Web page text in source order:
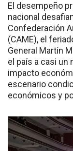
El desempeño
nacional
Confederación
(CAME), el
General Martín
el país a casi un
impacto
escenario
económicos y